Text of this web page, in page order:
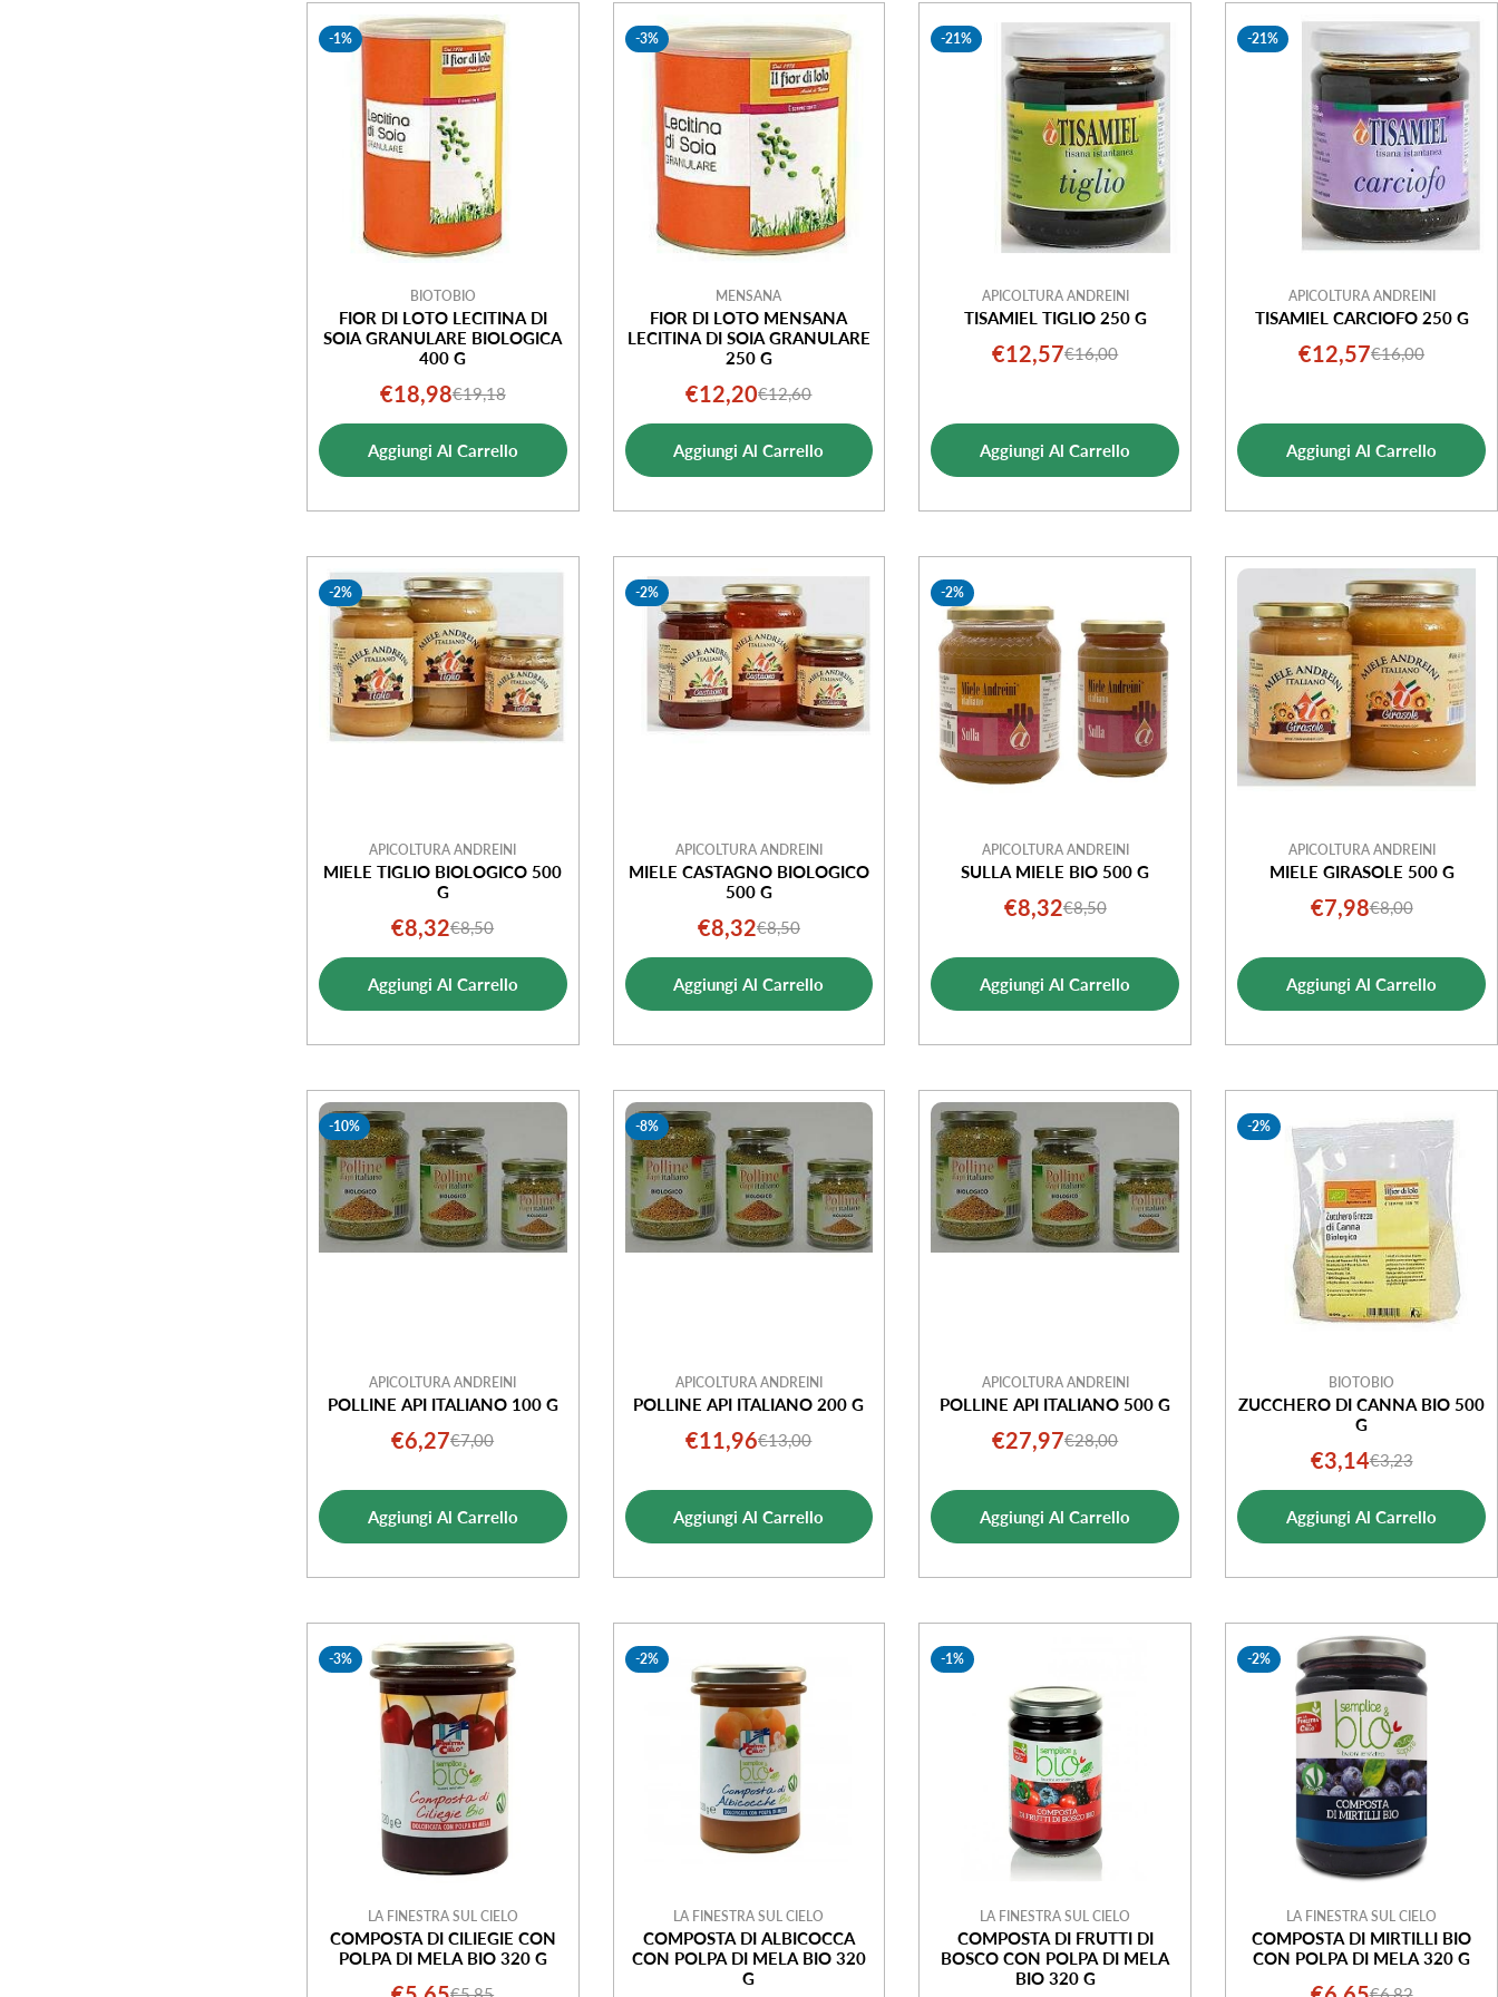
-1%
BIOTOBIO
FIOR DI LOTO LECITINA DI
SOIA GRANULARE BIOLOGICA
400 G
Prezzo
di
vendita
€18,98Prezzo
normale
€19,18
Aggiungi Al Carrello
-3%
MENSANA
FIOR DI LOTO MENSANA
LECITINA DI SOIA GRANULARE
250 G
Prezzo
di
vendita
€12,20Prezzo
normale
€12,60
Aggiungi Al Carrello
-21%
APICOLTURA ANDREINI
TISAMIEL TIGLIO 250 G
Prezzo
vendita
€12,57Prezzo
€16,00
Aggiungi Al Carrello
-21%
APICOLTURA ANDREINI
TISAMIEL CARCIOFO 250 G
Prezzo
vendita
€12,57Prezzo
€16,00
Aggiungi Al Carrello
-2%
APICOLTURA ANDREINI
MIELE TIGLIO BIOLOGICO 500
G
Prezzo
di
vendita
€8,32Prezzo
normale
€8,50
Aggiungi Al Carrello
-2%
APICOLTURA ANDREINI
MIELE CASTAGNO BIOLOGICO
500 G
Prezzo
di
vendita
€8,32Prezzo
normale
€8,50
Aggiungi Al Carrello
-2%
APICOLTURA ANDREINI
SULLA MIELE BIO 500 G
Prezzo
vendita
€8,32Prezzo
€8,50
Aggiungi Al Carrello
APICOLTURA ANDREINI
MIELE GIRASOLE 500 G
Prezzo
vendita
€7,98Prezzo
€8,00
Aggiungi Al Carrello
-10%
APICOLTURA ANDREINI
POLLINE API ITALIANO 100 G
Prezzo
vendita
€6,27Prezzo
€7,00
Aggiungi Al Carrello
-8%
APICOLTURA ANDREINI
POLLINE API ITALIANO 200 G
Prezzo
vendita
€11,96Prezzo
€13,00
Aggiungi Al Carrello
APICOLTURA ANDREINI
POLLINE API ITALIANO 500 G
Prezzo
vendita
€27,97Prezzo
€28,00
Aggiungi Al Carrello
-2%
BIOTOBIO
ZUCCHERO DI CANNA BIO 500
G
Prezzo
di
vendita
€3,14Prezzo
normale
€3,23
Aggiungi Al Carrello
-3%
LA FINESTRA SUL CIELO
COMPOSTA DI CILIEGIE CON
POLPA DI MELA BIO 320 G
-2%
LA FINESTRA SUL CIELO
COMPOSTA DI ALBICOCCA
CON POLPA DI MELA BIO 320
G
-1%
LA FINESTRA SUL CIELO
COMPOSTA DI FRUTTI DI
BOSCO CON POLPA DI MELA
BIO 320 G
-2%
LA FINESTRA SUL CIELO
COMPOSTA DI MIRTILLI BIO
CON POLPA DI MELA 320 G